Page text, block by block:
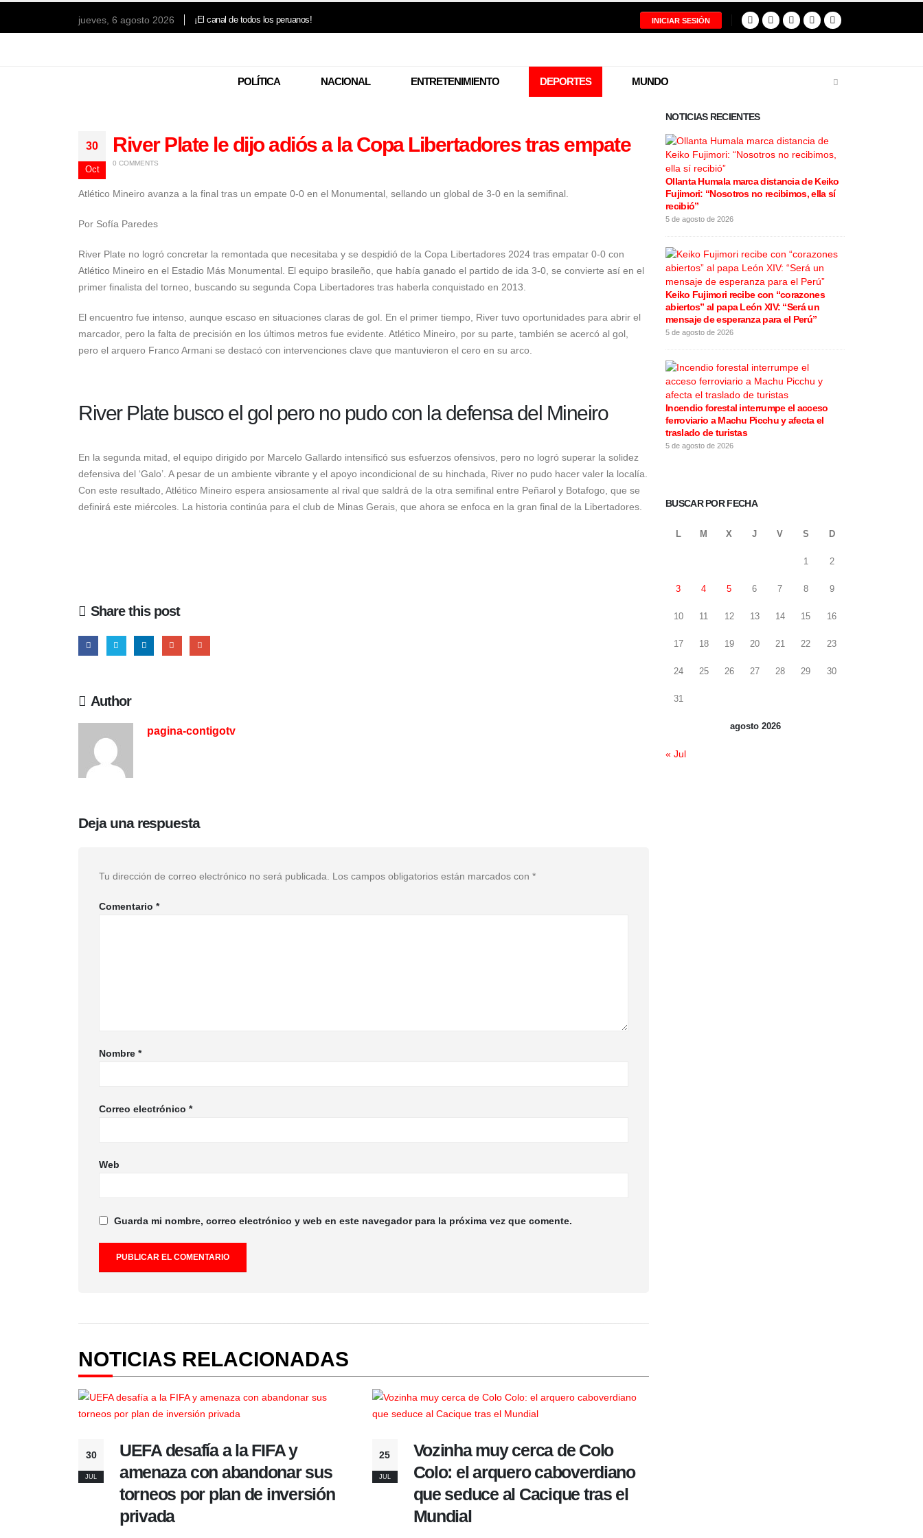
jueves, 6 agosto 2026 ¡El canal de todos los peruanos! INICIAR SESIÓN
POLÍTICA NACIONAL ENTRETENIMIENTO DEPORTES MUNDO
30
Oct
River Plate le dijo adiós a la Copa Libertadores tras empate
0 COMMENTS
Atlético Mineiro avanza a la final tras un empate 0-0 en el Monumental, sellando un global de 3-0 en la semifinal.
Por Sofía Paredes
River Plate no logró concretar la remontada que necesitaba y se despidió de la Copa Libertadores 2024 tras empatar 0-0 con
Atlético Mineiro en el Estadio Más Monumental. El equipo brasileño, que había ganado el partido de ida 3-0, se convierte así en el
primer finalista del torneo, buscando su segunda Copa Libertadores tras haberla conquistado en 2013.
El encuentro fue intenso, aunque escaso en situaciones claras de gol. En el primer tiempo, River tuvo oportunidades para abrir el
marcador, pero la falta de precisión en los últimos metros fue evidente. Atlético Mineiro, por su parte, también se acercó al gol,
pero el arquero Franco Armani se destacó con intervenciones clave que mantuvieron el cero en su arco.
River Plate busco el gol pero no pudo con la defensa del Mineiro
En la segunda mitad, el equipo dirigido por Marcelo Gallardo intensificó sus esfuerzos ofensivos, pero no logró superar la solidez
defensiva del ‘Galo’. A pesar de un ambiente vibrante y el apoyo incondicional de su hinchada, River no pudo hacer valer la localía.
Con este resultado, Atlético Mineiro espera ansiosamente al rival que saldrá de la otra semifinal entre Peñarol y Botafogo, que se
definirá este miércoles. La historia continúa para el club de Minas Gerais, que ahora se enfoca en la gran final de la Libertadores.
Share this post
Author
pagina-contigotv
Deja una respuesta
Tu dirección de correo electrónico no será publicada. Los campos obligatorios están marcados con *
Comentario *
Nombre *
Correo electrónico *
Web
Guarda mi nombre, correo electrónico y web en este navegador para la próxima vez que comente.
NOTICIAS RELACIONADAS
30
JUL
UEFA desafía a la FIFA y
amenaza con abandonar sus
torneos por plan de inversión
privada
25
JUL
Vozinha muy cerca de Colo
Colo: el arquero caboverdiano
que seduce al Cacique tras el
Mundial
NOTICIAS RECIENTES
Ollanta Humala marca distancia de Keiko
Fujimori: “Nosotros no recibimos, ella sí
recibió”
5 de agosto de 2026
Keiko Fujimori recibe con “corazones
abiertos” al papa León XIV: “Será un
mensaje de esperanza para el Perú”
5 de agosto de 2026
Incendio forestal interrumpe el acceso
ferroviario a Machu Picchu y afecta el
traslado de turistas
5 de agosto de 2026
BUSCAR POR FECHA
agosto 2026
L M X J V S D
1 2
3 4 5 6 7 8 9
10 11 12 13 14 15 16
17 18 19 20 21 22 23
24 25 26 27 28 29 30
31
« Jul